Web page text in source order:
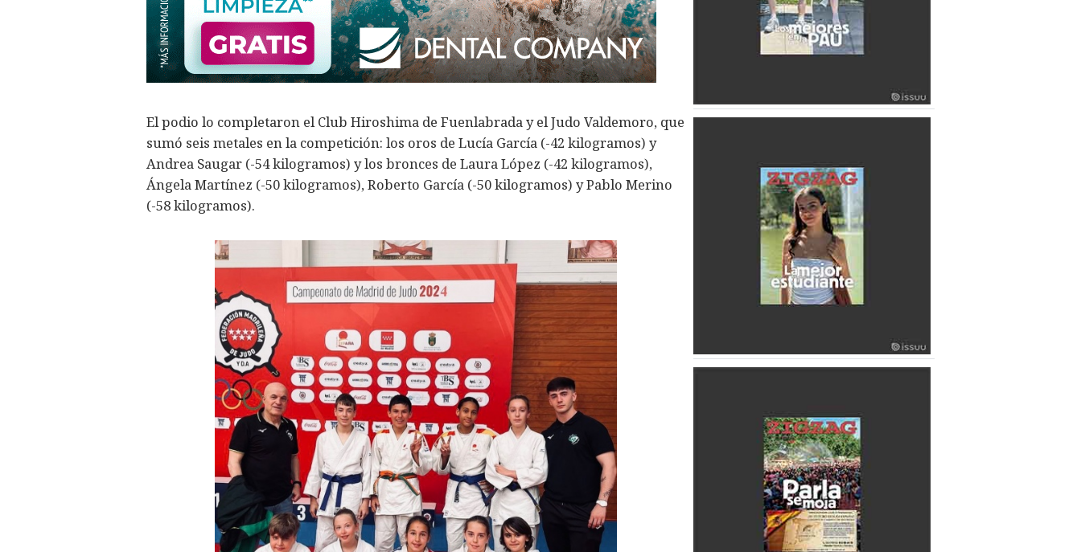
El podio lo completaron el Club Hiroshima de Fuenlabrada y el Judo Valdemoro, que
sumó seis metales en la competición: los oros de Lucía García (-42 kilogramos) y
Andrea Saugar (-54 kilogramos) y los bronces de Laura López (-42 kilogramos),
Ángela Martínez (-50 kilogramos), Roberto García (-50 kilogramos) y Pablo Merino
(-58 kilogramos).